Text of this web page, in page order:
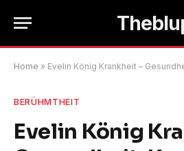
Home » Evelin König Krankheit – Gesundheit,
BERÜHMTHEIT
Evelin König